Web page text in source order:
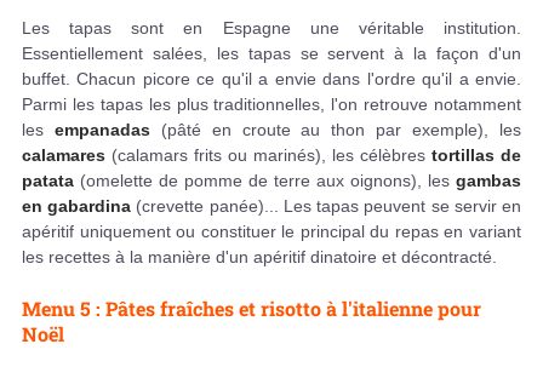
Les tapas sont en Espagne une véritable institution.
Essentiellement salées, les tapas se servent à la façon d'un
buffet. Chacun picore ce qu'il a envie dans l'ordre qu'il a envie.
Parmi les tapas les plus traditionnelles, l'on retrouve notamment
les empanadas(pâté en croute au thon par exemple), les
calamares (calamars frits ou marinés), les célèbres tortillas de
patata (omelette de pomme de terre aux oignons), les gambas
en gabardina (crevette panée)... Les tapas peuvent se servir en
apéritif uniquement ou constituer le principal du repas en variant
les recettes à la manière d'un apéritif dinatoire et décontracté.
Menu 5 : Pâtes fraîches et risotto à l'italienne pour
Noël